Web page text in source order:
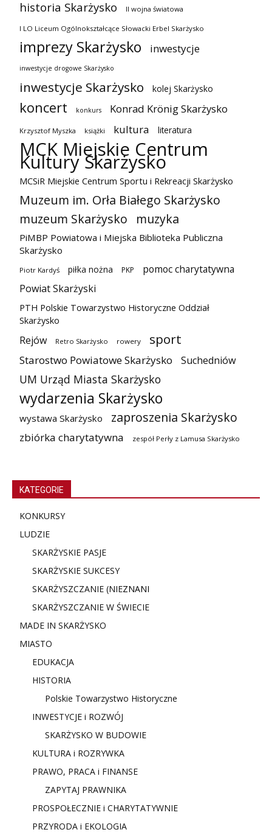
historia Skarżysko II wojna światowa
I LO Liceum Ogólnokształcące Słowacki Erbel Skarżysko
imprezy Skarżysko inwestycje
inwestycje drogowe Skarżysko
inwestycje Skarżysko kolej Skarżysko
koncert konkurs Konrad Krönig Skarżysko
Krzysztof Myszka książki kultura literatura
MCK Miejskie Centrum
Kultury Skarżysko
MCSiR Miejskie Centrum Sportu i Rekreacji Skarżysko
Muzeum im. Orła Białego Skarżysko
muzeum Skarżysko
muzyka
PiMBP Powiatowa i Miejska Biblioteka Publiczna
Skarżysko
Piotr Kardyś piłka nożna PKP
pomoc charytatywna
Powiat Skarżyski
PTH Polskie Towarzystwo Historyczne Oddział
Skarżysko
Rejów Retro Skarżysko rowery sport
Starostwo Powiatowe Skarżysko Suchedniów
UM Urząd Miasta Skarżysko
wydarzenia Skarżysko
wystawa Skarżysko zaproszenia Skarżysko
zbiórka charytatywna zespół Perły z Lamusa Skarżysko
KATEGORIE
KONKURSY
LUDZIE
SKARŻYSKIE PASJE
SKARŻYSKIE SUKCESY
SKARŻYSZCZANIE (NIEZNANI
SKARŻYSZCZANIE W ŚWIECIE
MADE IN SKARŻYSKO
MIASTO
EDUKACJA
HISTORIA
Polskie Towarzystwo Historyczne
INWESTYCJE i ROZWÓJ
SKARŻYSKO W BUDOWIE
KULTURA i ROZRYWKA
PRAWO, PRACA i FINANSE
ZAPYTAJ PRAWNIKA
PROSPOŁECZNIE i CHARYTATYWNIE
PRZYRODA i EKOLOGIA